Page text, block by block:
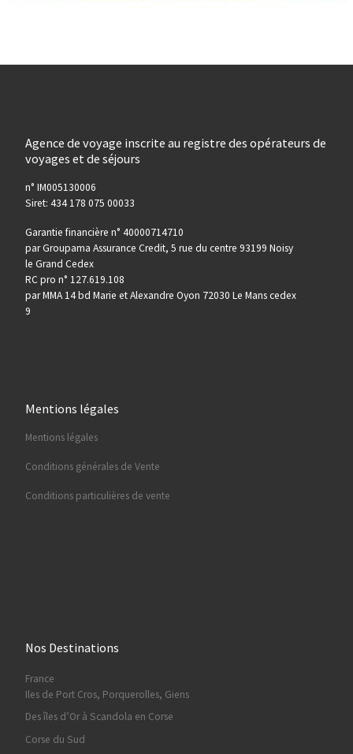
Agence de voyage inscrite au registre des opérateurs de
voyages et de séjours
n° IM005130006
Siret: 434 178 075 00033
Garantie financière n° 40000714710
par Groupama Assurance Credit, 5 rue du centre 93199 Noisy
le Grand Cedex
RC pro n° 127.619.108
par MMA 14 bd Marie et Alexandre Oyon 72030 Le Mans cedex
9
Mentions légales
Mentions légales
Conditions générales de Vente
Conditions particulières de vente
Nos Destinations
France
Iles de Port Cros, Porquerolles, Giens
Des îles d’Or à Scandola en Corse
Corse du Sud